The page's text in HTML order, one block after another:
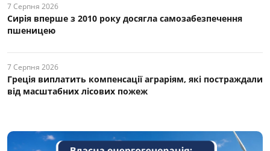
7 Серпня 2026
Сирія вперше з 2010 року досягла самозабезпечення
пшеницею
7 Серпня 2026
Греція виплатить компенсації аграріям, які постраждали
від масштабних лісових пожеж